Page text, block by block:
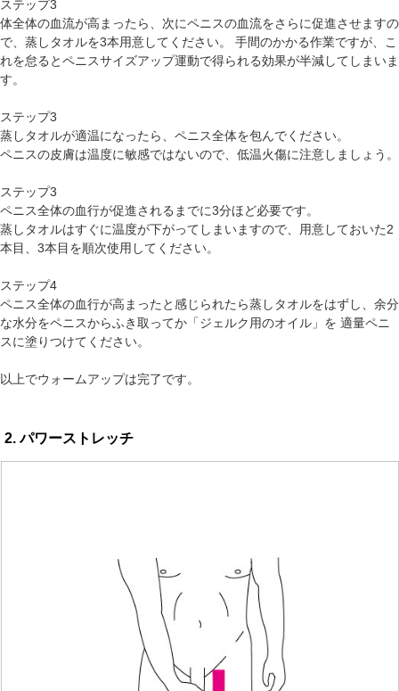
ステップ3
体全体の血流が高まったら、次にペニスの血流をさらに促進させますの
で、蒸しタオルを3本用意してください。 手間のかかる作業ですが、こ
れを怠るとペニスサイズアップ運動で得られる効果が半減してしまいま
す。
ステップ3
蒸しタオルが適温になったら、ペニス全体を包んでください。
ペニスの皮膚は温度に敏感ではないので、低温火傷に注意しましょう。
ステップ3
ペニス全体の血行が促進されるまでに3分ほど必要です。
蒸しタオルはすぐに温度が下がってしまいますので、用意しておいた2
本目、3本目を順次使用してください。
ステップ4
ペニス全体の血行が高まったと感じられたら蒸しタオルをはずし、余分
な水分をペニスからふき取ってか「ジェルク用のオイル」を 適量ペニ
スに塗りつけてください。
以上でウォームアップは完了です。
2. パワーストレッチ